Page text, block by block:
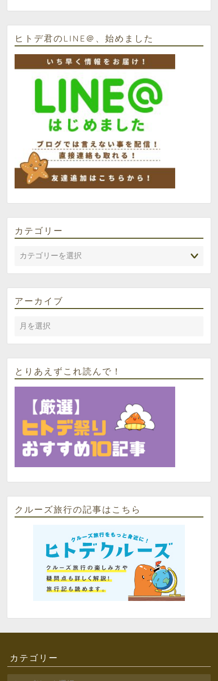
ヒトデ君のLINE＠、始めました
カテゴリー
アーカイブ
とりあえずこれ読んで！
クルーズ旅行の記事はこちら
カテゴリー